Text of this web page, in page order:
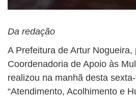
Da redação
A Prefeitura de Artur Nogueira,
Coordenadoria de Apoio às
realizou na manhã desta
“Atendimento, Acolhimento e